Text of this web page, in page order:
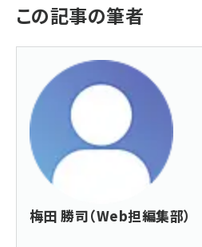
この記事の筆者
梅田 勝司（Web担編集部）